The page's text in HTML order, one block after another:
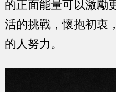
的正面能量可以激勵
活的挑戰，懷抱初衷
的人努力。